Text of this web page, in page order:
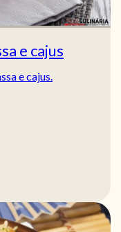
e cajus
e cajus.